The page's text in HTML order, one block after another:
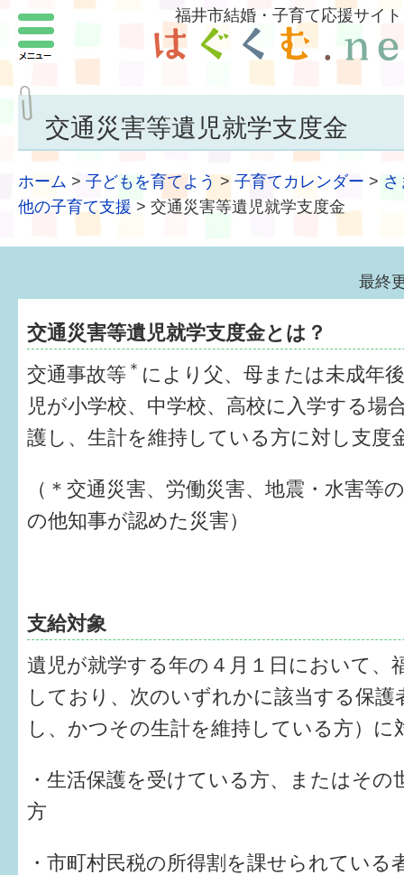
福井市結婚・子育て応援サイト
交通災害等遺児就学支度金
ホーム > 子どもを育てよう > 子育てカレンダー >
他の子育て支援 > 交通災害等遺児就学支度金
最終
交通災害等遺児就学支度金とは？
交通事故等 ＊ により父、母または未成年
児が小学校、中学校、高校に入学する場
護し、生計を維持している方に対し支度
（＊交通災害、労働災害、地震・水害等
の他知事が認めた災害）
支給対象
遺児が就学する年の４月１日において、
しており、次のいずれかに該当する保護
し、かつその生計を維持している方）に
・生活保護を受けている方、またはその
方
・市町村民税の所得割を課せられている
メニュー
結婚したい
子どもがほしい
福井の子育て環境
子どもを育てよう
もしものときの緊急連絡先
届出・手当・助成
健診・予防接種
子どもを預けたい
さまざまな支援
子育てカレンダー
妊娠
出産〜3か月
6か月〜1歳